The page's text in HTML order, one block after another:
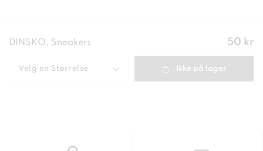
DINSKO, Sneakers Pris:
50 kr
Velg en Størrelse Ikke på lager